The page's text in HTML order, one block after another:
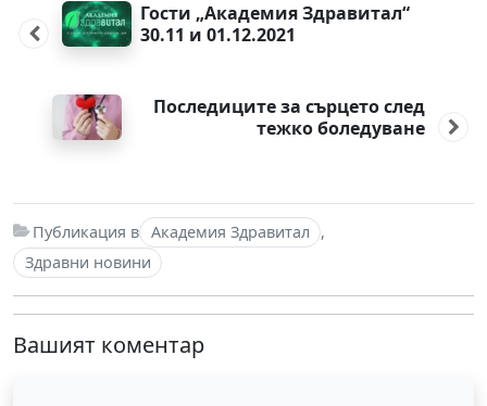
navigationГости „Академия Здравитал“
30.11 и 01.12.2021
Последиците за сърцето след
тежко боледуване
Публикация в Академия Здравитал
,
Здравни новини
Вашият коментар